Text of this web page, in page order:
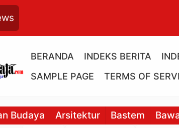
BERANDA INDEKS BERITA
SAMPLE PAGE
TERMS OF
Budaya Arsitektur Bastem